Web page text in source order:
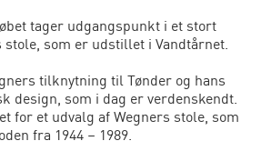
tager udgangspunkt i et stort
stole, som er udstillet i Vandtårnet.
tilknytning til Tønder og hans
design, som i dag er verdenskendt.
for et udvalg af Wegners stole, som
fra 1944 – 1989.